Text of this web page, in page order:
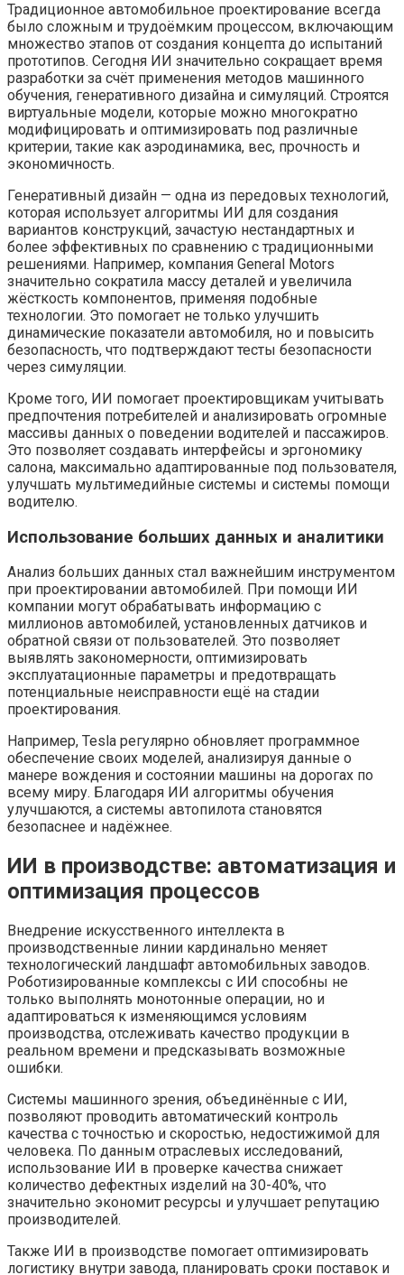
Традиционное автомобильное проектирование всегда
было сложным и трудоёмким процессом, включающим
множество этапов от создания концепта до испытаний
прототипов. Сегодня ИИ значительно сокращает время
разработки за счёт применения методов машинного
обучения, генеративного дизайна и симуляций. Строятся
виртуальные модели, которые можно многократно
модифицировать и оптимизировать под различные
критерии, такие как аэродинамика, вес, прочность и
экономичность.
Генеративный дизайн — одна из передовых технологий,
которая использует алгоритмы ИИ для создания
вариантов конструкций, зачастую нестандартных и
более эффективных по сравнению с традиционными
решениями. Например, компания General Motors
значительно сократила массу деталей и увеличила
жёсткость компонентов, применяя подобные
технологии. Это помогает не только улучшить
динамические показатели автомобиля, но и повысить
безопасность, что подтверждают тесты безопасности
через симуляции.
Кроме того, ИИ помогает проектировщикам учитывать
предпочтения потребителей и анализировать огромные
массивы данных о поведении водителей и пассажиров.
Это позволяет создавать интерфейсы и эргономику
салона, максимально адаптированные под пользователя,
улучшать мультимедийные системы и системы помощи
водителю.
Использование больших данных и аналитики
Анализ больших данных стал важнейшим инструментом
при проектировании автомобилей. При помощи ИИ
компании могут обрабатывать информацию с
миллионов автомобилей, установленных датчиков и
обратной связи от пользователей. Это позволяет
выявлять закономерности, оптимизировать
эксплуатационные параметры и предотвращать
потенциальные неисправности ещё на стадии
проектирования.
Например, Tesla регулярно обновляет программное
обеспечение своих моделей, анализируя данные о
манере вождения и состоянии машины на дорогах по
всему миру. Благодаря ИИ алгоритмы обучения
улучшаются, а системы автопилота становятся
безопаснее и надёжнее.
ИИ в производстве: автоматизация и
оптимизация процессов
Внедрение искусственного интеллекта в
производственные линии кардинально меняет
технологический ландшафт автомобильных заводов.
Роботизированные комплексы с ИИ способны не
только выполнять монотонные операции, но и
адаптироваться к изменяющимся условиям
производства, отслеживать качество продукции в
реальном времени и предсказывать возможные
ошибки.
Системы машинного зрения, объединённые с ИИ,
позволяют проводить автоматический контроль
качества с точностью и скоростью, недостижимой для
человека. По данным отраслевых исследований,
использование ИИ в проверке качества снижает
количество дефектных изделий на 30-40%, что
значительно экономит ресурсы и улучшает репутацию
производителей.
Также ИИ в производстве помогает оптимизировать
логистику внутри завода, планировать сроки поставок и